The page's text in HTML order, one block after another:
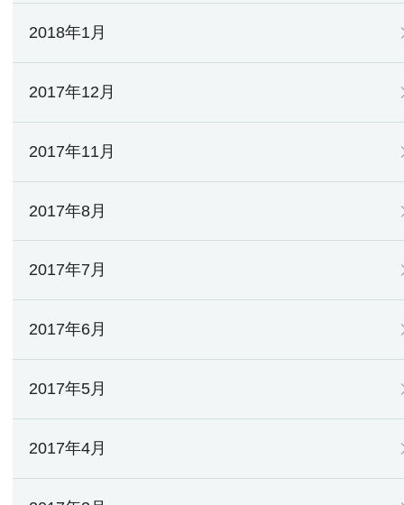
2018年1月
2017年12月
2017年11月
2017年8月
2017年7月
2017年6月
2017年5月
2017年4月